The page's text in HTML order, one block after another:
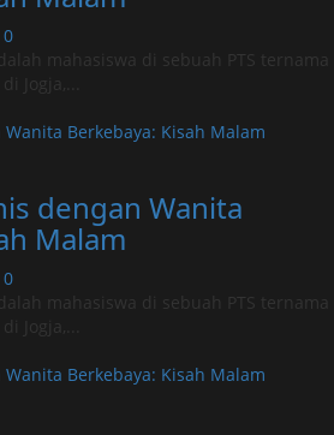
0
mahasiswa di sebuah PTS ternama
Jogja,...
Berkebaya: Kisah Malam
dengan Wanita
Malam
0
mahasiswa di sebuah PTS ternama
Jogja,...
Berkebaya: Kisah Malam